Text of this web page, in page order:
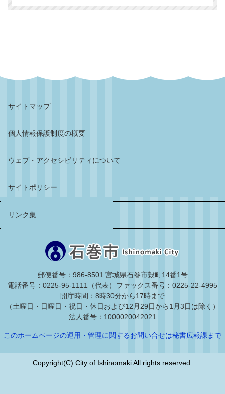
サイトマップ
個人情報保護制度の概要
ウェブ・アクセシビリティについて
サイトポリシー
リンク集
郵便番号：986-8501 宮城県石巻市穀町14番1号
電話番号：0225-95-1111（代表） ファックス番号：0225-22-4995
開庁時間：8時30分から17時まで
（土曜日・日曜日・祝日・休日および12月29日から1月3日は除く）
法人番号：1000020042021
このホームページの運用・管理に関するお問い合せは秘書広報課まで
Copyright(C) City of Ishinomaki All rights reserved.